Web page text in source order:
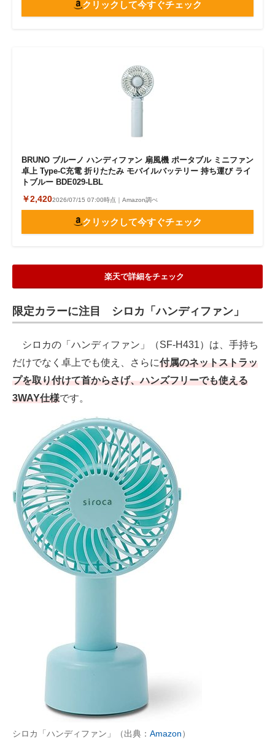
クリックして今すぐチェック
BRUNO ブルーノ ハンディファン 扇風機 ポータブル ミニファン
卓上 Type-C充電 折りたたみ モバイルバッテリー 持ち運び ライ
トブルー BDE029-LBL
￥2,4202026/07/15 07:00時点｜Amazon調べ
クリックして今すぐチェック
楽天で詳細をチェック
限定カラーに注目 シロカ「ハンディファン」
シロカの「ハンディファン」（SF-H431）は、手持ち
だけでなく卓上でも使え、さらに付属のネットストラッ
プを取り付けて首からさげ、ハンズフリーでも使える
3WAY仕様です。
シロカ「ハンディファン」（出典： Amazon）